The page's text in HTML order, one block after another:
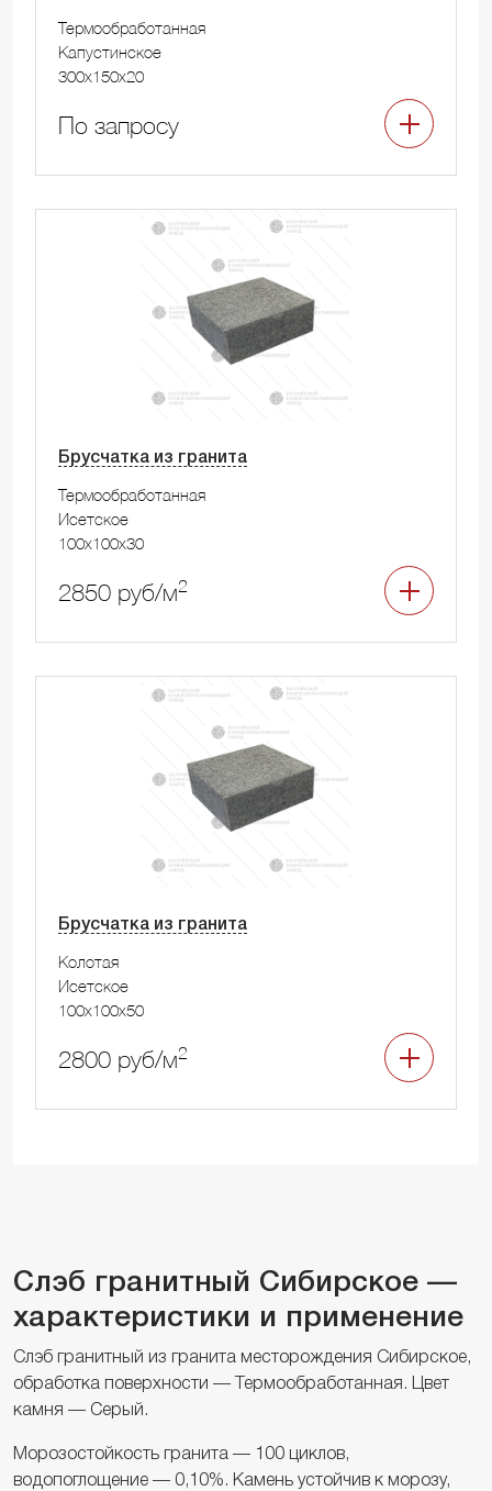
Термообработанная
Капустинское
300x150x20
По запросу
Брусчатка из гранита
Термообработанная
Исетское
100x100x30
2850 руб/м2
Брусчатка из гранита
Колотая
Исетское
100x100x50
2800 руб/м2
Слэб гранитный Сибирское —
характеристики и применение
Слэб гранитный из гранита месторождения Сибирское,
обработка поверхности — Термообработанная. Цвет
камня — Серый.
Морозостойкость гранита — 100 циклов,
водопоглощение — 0,10%. Камень устойчив к морозу,